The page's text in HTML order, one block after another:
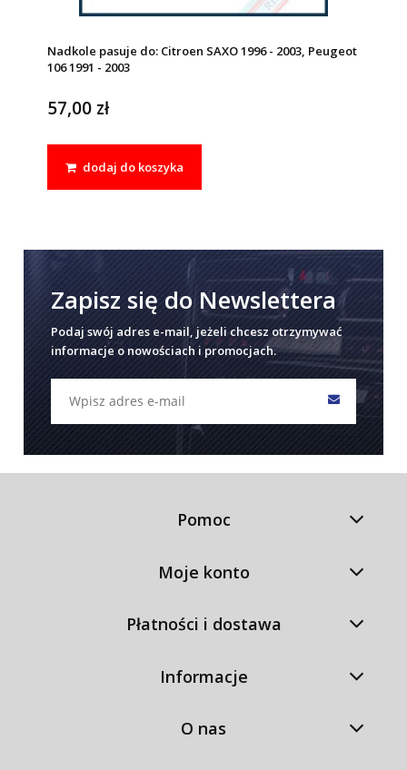
Nadkole pasuje do: Citroen SAXO 1996 - 2003, Peugeot
106 1991 - 2003
57,00 zł
dodaj do koszyka
Zapisz się do Newslettera
Podaj swój adres e-mail, jeżeli chcesz otrzymywać
informacje o nowościach i promocjach.
Pomoc
Moje konto
Płatności i dostawa
Informacje
O nas